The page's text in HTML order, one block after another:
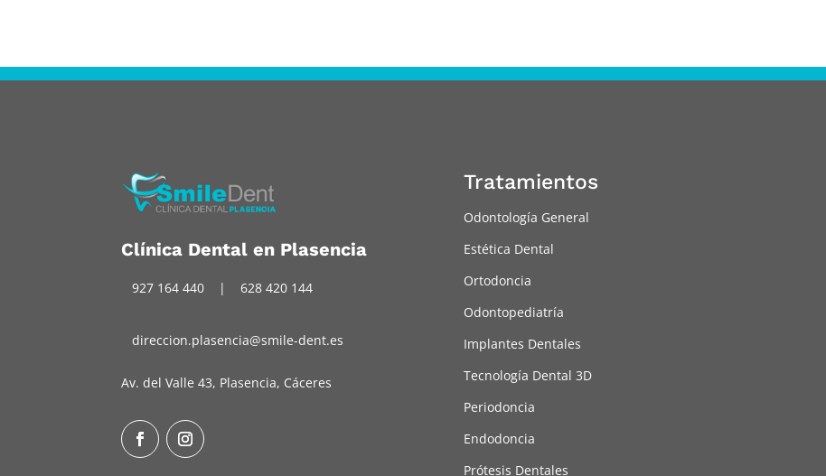
Clínica Dental en Plasencia
927 164 440 | 628 420 144
direccion.plasencia@smile-dent.es
Av. del Valle 43, Plasencia, Cáceres
FacebookInstagram
Tratamientos
Odontología General
Estética Dental
Ortodoncia
Odontopediatría
Implantes Dentales
Tecnología Dental 3D
Periodoncia
Endodoncia
Prótesis Dentales